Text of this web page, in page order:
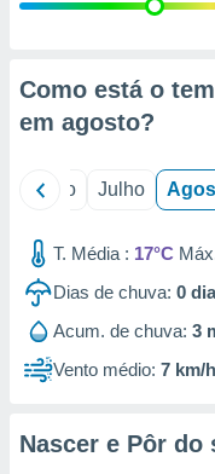
estudos
1199
Como está o
em agosto?
Junho Julho
T. Média : 17°C
Dias de chuva: 0
Acum. de chuva: 3
Vento médio: 7 km/h
Nascer e Pôr do